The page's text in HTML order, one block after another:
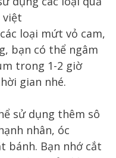
việt
loại mứt vỏ cam,
bạn có thể ngâm
trong 1-2 giờ
gian nhé.
sử dụng thêm sô
nhân, óc
bánh. Bạn nhớ cắt